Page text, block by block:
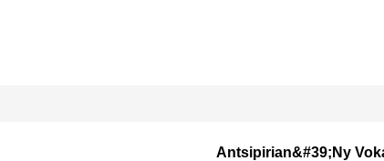
Antsipirian&#39;ny